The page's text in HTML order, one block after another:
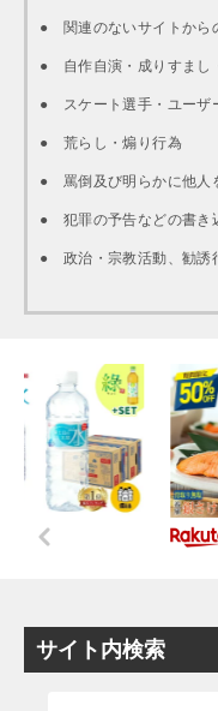
● 関連のないサイトから
● 自作自演・成りすまし
● スケート選手・ユーザ
● 荒らし・煽り行為
● 罵倒及び明らかに他人
● 犯罪の予告などの書き
● 政治・宗教活動、勧誘
サイト内検索